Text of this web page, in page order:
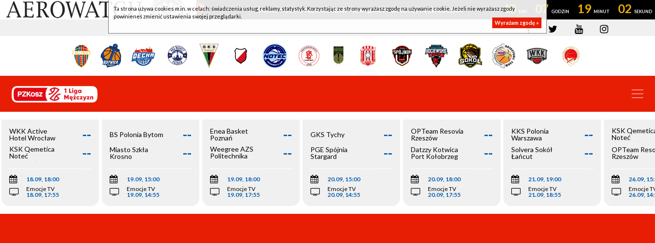
WKK ACTIVE HOTEL WROCŁAW - KSK QEMETICA NOTEĆ INOWROCŁAW 40 07 19 01
WKK Active
Hotel Wrocław
--
KSK Qemetica
Noteć
Inowrocław
--
18.09, 18:00
Emocje TV
18.09, 17:55
BS Polonia Bytom --
Miasto Szkła
Krosno
--
19.09, 15:00
Emocje TV
19.09, 14:55
Enea Basket
Poznań
--
Weegree AZS
Politechnika
--
19.09, 18:00
Emocje TV
19.09, 17:55
GKS Tychy --
PGE Spójnia
Stargard
--
20.09, 15:00
Emocje TV
20.09, 14:55
OPTeam Resovia
Rzeszów
--
Datzzy Kotwica
Port Kołobrzeg
--
20.09, 18:00
Emocje TV
20.09, 17:55
KKS Polonia
Warszawa
--
Solvera Sokół
Łańcut
--
21.09, 19:00
Emocje TV
21.09, 18:55
KSK
Noteć
Inowrocław
OPTeam
Rzeszów
26.09,
Emocje
26.09,
Ta strona używa cookies m.in. w celach: świadczenia usług, reklamy, statystyk. Korzystając ze strony wyrażasz zgodę na używanie cookie. Jeżeli nie wyrażasz zgody
powinieneś zmienić ustawienia swojej przeglądarki.
Wyrażam zgodę »